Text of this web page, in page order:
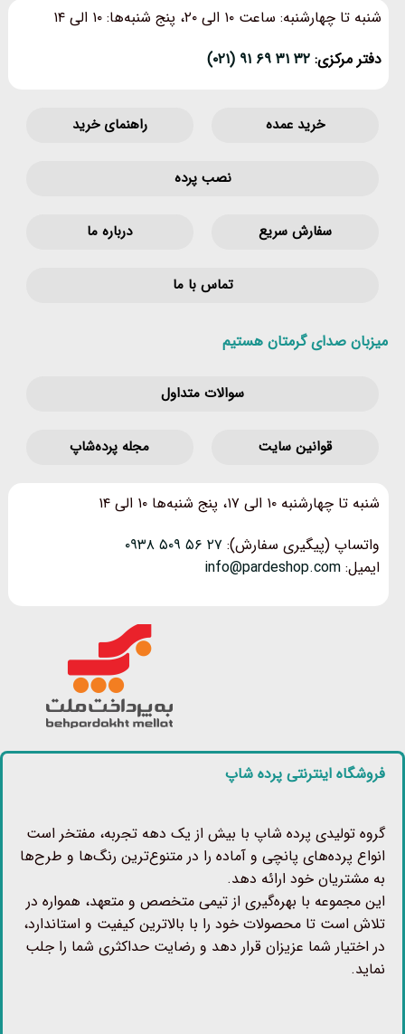
شنبه تا چهارشنبه: ساعت ۱۰ الی ۲۰، پنج شنبه‌ها: ۱۰ الی ۱۴
دفتر مرکزی: ۳۲ ۳۱ ۶۹ ۹۱ (۰۲۱)
خرید عمده راهنمای خرید
نصب پرده
سفارش سریع درباره ما
تماس با ما
میزبان صدای گرمتان هستیم
سوالات متداول
قوانین‌ سایت مجله پرده‌شاپ
شنبه تا چهارشنبه ۱۰ الی ۱۷، پنج شنبه‌ها ۱۰ الی ۱۴
واتساپ (پیگیری سفارش): ۲۷ ۵۶ ۵۰۹ ۰۹۳۸
ایمیل: info@pardeshop.com
فروشگاه اینترنتی پرده شاپ
گروه تولیدی پرده شاپ با بیش از یک دهه تجربه، مفتخر است
انواع پرده‌های پانچی و آماده را در متنوع‌ترین رنگ‌ها و طرح‌ها
به مشتریان خود ارائه دهد.
این مجموعه با بهره‌گیری از تیمی متخصص و متعهد، همواره در
تلاش است تا محصولات خود را با بالاترین کیفیت و استاندارد،
در اختیار شما عزیزان قرار دهد و رضایت حداکثری شما را جلب
نماید.